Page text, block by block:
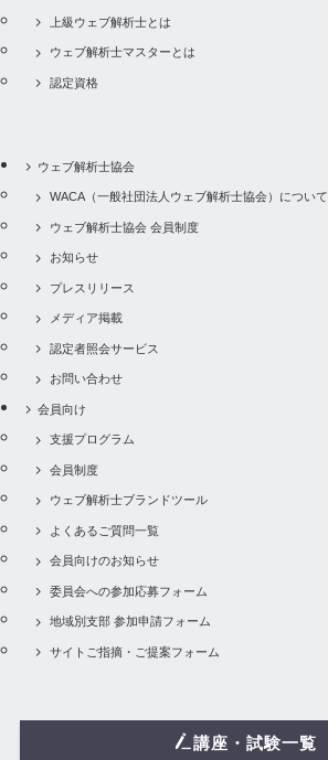
上級ウェブ解析士とは
ウェブ解析士マスターとは
認定資格
ウェブ解析士協会
WACA（一般社団法人ウェブ解析士協会）について
ウェブ解析士協会 会員制度
お知らせ
プレスリリース
メディア掲載
認定者照会サービス
お問い合わせ
会員向け
支援プログラム
会員制度
ウェブ解析士ブランドツール
よくあるご質問一覧
会員向けのお知らせ
委員会への参加応募フォーム
地域別支部 参加申請フォーム
サイトご指摘・ご提案フォーム
講座・試験一覧